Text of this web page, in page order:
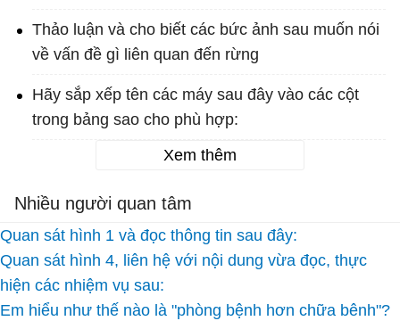
Thảo luận và cho biết các bức ảnh sau muốn nói
về vấn đề gì liên quan đến rừng
Hãy sắp xếp tên các máy sau đây vào các cột
trong bảng sao cho phù hợp:
Xem thêm
Nhiều người quan tâm
Quan sát hình 1 và đọc thông tin sau đây:
Quan sát hình 4, liên hệ với nội dung vừa đọc, thực
hiện các nhiệm vụ sau:
Em hiểu như thế nào là "phòng bệnh hơn chữa bênh"?